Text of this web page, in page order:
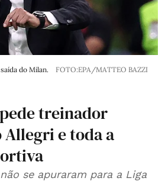
do Milan. FOTO:EPA/MATTEO BAZZI
treinador
e toda a
se apuraram para a Liga